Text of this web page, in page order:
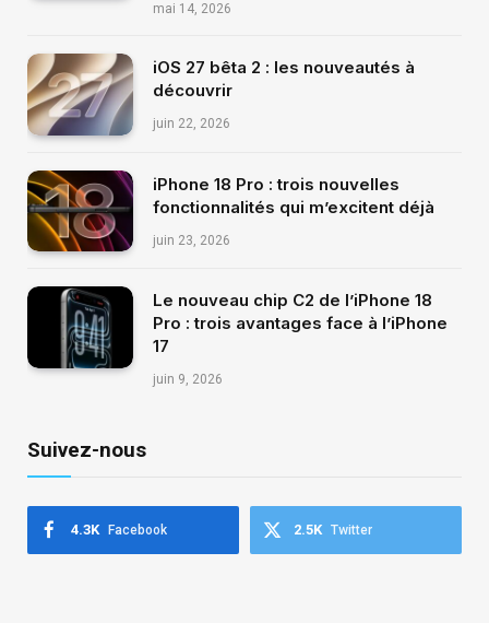
mai 14, 2026
iOS 27 bêta 2 : les nouveautés à
découvrir
juin 22, 2026
iPhone 18 Pro : trois nouvelles
fonctionnalités qui m’excitent déjà
juin 23, 2026
Le nouveau chip C2 de l’iPhone 18
Pro : trois avantages face à l’iPhone
17
juin 9, 2026
Suivez-nous
Facebook
4.3K Twitter
2.5K